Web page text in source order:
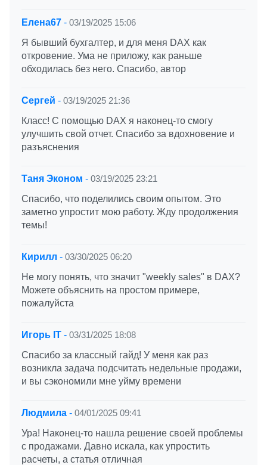
Елена67 - 03/19/2025 15:06
Я бывший бухгалтер, и для меня DAX как
откровение. Ума не приложу, как раньше
обходилась без него. Спасибо, автор
Сергей - 03/19/2025 21:36
Класс! С помощью DAX я наконец-то смогу
улучшить свой отчет. Спасибо за вдохновение и
разъяснения
Таня Эконом - 03/19/2025 23:21
Спасибо, что поделились своим опытом. Это
заметно упростит мою работу. Жду продолжения
темы!
Кирилл - 03/30/2025 06:20
Не могу понять, что значит "weekly sales" в DAX?
Можете объяснить на простом примере,
пожалуйста
Игорь IT - 03/31/2025 18:08
Спасибо за классный гайд! У меня как раз
возникла задача подсчитать недельные продажи,
и вы сэкономили мне уйму времени
Людмила - 04/01/2025 09:41
Ура! Наконец-то нашла решение своей проблемы
с продажами. Давно искала, как упростить
расчеты, а статья отличная